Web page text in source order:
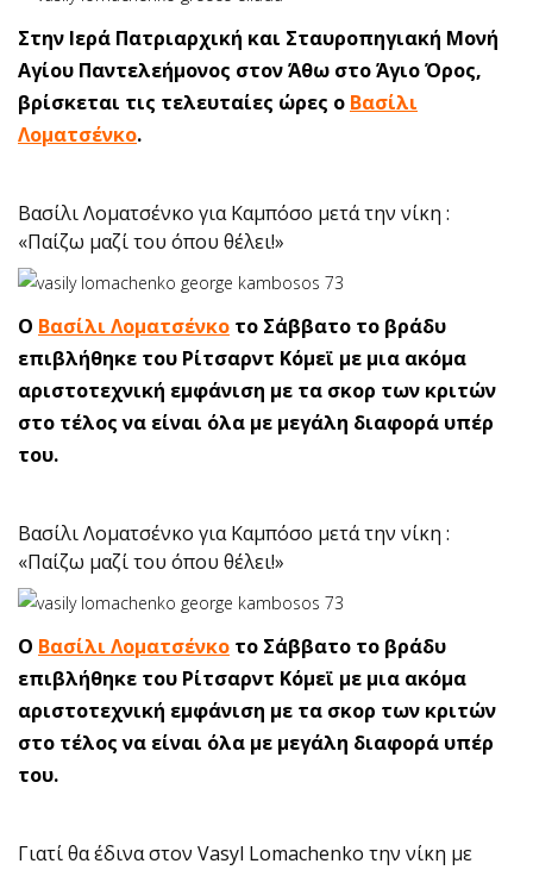
Στην Ιερά Πατριαρχική και Σταυροπηγιακή Μονή
Αγίου Παντελεήμονος στον Άθω στο Άγιο Όρος,
βρίσκεται τις τελευταίες ώρες ο Βασίλι
Λοματσένκο.
Βασίλι Λοματσένκο για Καμπόσο μετά την νίκη :
«Παίζω μαζί του όπου θέλει!»
Ο Βασίλι Λοματσένκο το Σάββατο το βράδυ
επιβλήθηκε του Ρίτσαρντ Κόμεϊ με μια ακόμα
αριστοτεχνική εμφάνιση με τα σκορ των κριτών
στο τέλος να είναι όλα με μεγάλη διαφορά υπέρ
του.
Βασίλι Λοματσένκο για Καμπόσο μετά την νίκη :
«Παίζω μαζί του όπου θέλει!»
Ο Βασίλι Λοματσένκο το Σάββατο το βράδυ
επιβλήθηκε του Ρίτσαρντ Κόμεϊ με μια ακόμα
αριστοτεχνική εμφάνιση με τα σκορ των κριτών
στο τέλος να είναι όλα με μεγάλη διαφορά υπέρ
του.
Γιατί θα έδινα στον Vasyl Lomachenko την νίκη με